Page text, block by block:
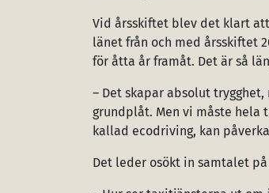
Vid årsskiftet blev det klart
länet från och med årsskiftet
för åtta år framåt. Det är så
– Det skapar absolut
grundplåt. Men vi måste hela
kallad ecodriving, kan
Det leder osökt in samtalet